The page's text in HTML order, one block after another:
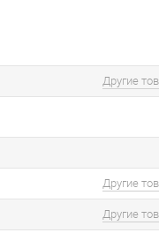
Другие
Другие
Другие